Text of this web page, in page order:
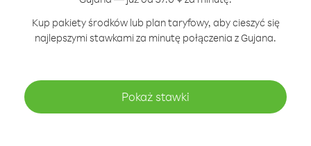
Kup pakiety środków lub plan taryfowy, aby cieszyć się
najlepszymi stawkami za minutę połączenia z Gujana.
Pokaż stawki